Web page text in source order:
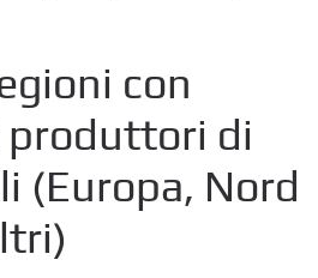
con
di
(Europa, Nord